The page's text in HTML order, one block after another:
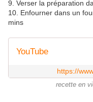
9. Verser la préparation
10. Enfourner dans un
mins
YouTube
https://
recette en